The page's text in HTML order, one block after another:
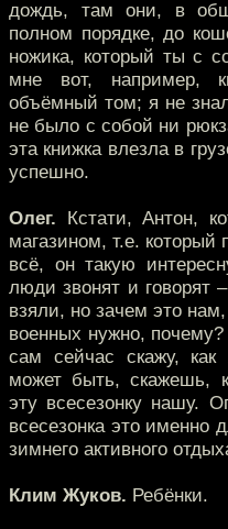
дождь, там они, в
полном порядке, до
ножика, который ты с
мне вот, например,
объёмный том; я не
не было с собой ни
эта книжка влезла в
успешно.
Олег. Кстати, Антон,
магазином, т.е. который
всё, он такую
люди звонят и говорят
взяли, но зачем это
военных нужно, почему?
сам сейчас скажу,
может быть, скажешь,
эту всесезонку нашу.
всесезонка это именно
зимнего активного
Клим Жуков. Ребёнки.